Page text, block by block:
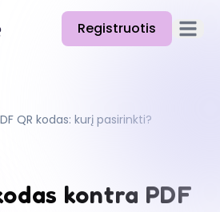
Registruotis
QR kodas: kurį pasirinkti?
kontra PDF